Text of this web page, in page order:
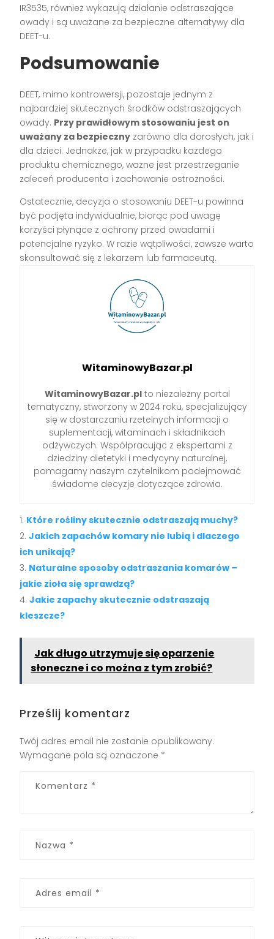
IR3535, również wykazują działanie odstraszające
owady i są uważane za bezpieczne alternatywy dla
DEET-u.
Podsumowanie
DEET, mimo kontrowersji, pozostaje jednym z
najbardziej skutecznych środków odstraszających
owady. Przy prawidłowym stosowaniu jest on
uważany za bezpieczny zarówno dla dorosłych, jak i
dla dzieci. Jednakże, jak w przypadku każdego
produktu chemicznego, ważne jest przestrzeganie
zaleceń producenta i zachowanie ostrożności.
Ostatecznie, decyzja o stosowaniu DEET-u powinna
być podjęta indywidualnie, biorąc pod uwagę
korzyści płynące z ochrony przed owadami i
potencjalne ryzyko. W razie wątpliwości, zawsze warto
skonsultować się z lekarzem lub farmaceutą.
WitaminowyBazar.pl
WitaminowyBazar.plto niezależny portal
tematyczny, stworzony w 2024 roku, specjalizujący
się w dostarczaniu rzetelnych informacji o
suplementacji, witaminach i składnikach
odżywczych. Współpracując z ekspertami z
dziedziny dietetyki i medycyny naturalnej,
pomagamy naszym czytelnikom podejmować
świadome decyzje dotyczące zdrowia.
Które rośliny skutecznie odstraszają muchy?
Jakich zapachów komary nie lubią i dlaczego
ich unikają?
Naturalne sposoby odstraszania komarów –
jakie zioła się sprawdzą?
Jakie zapachy skutecznie odstraszają
kleszcze?
Jak długo utrzymuje się oparzenie
słoneczne i co można z tym zrobić?
Prześlij komentarz
Twój adres email nie zostanie opublikowany.
Wymagane pola są oznaczone *